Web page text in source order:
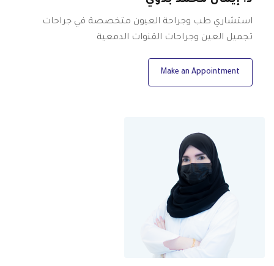
استشاري طب وجراحة العيون متخصصة في جراحات
تجميل العين وجراحات القنوات الدمعية
Make an Appointment